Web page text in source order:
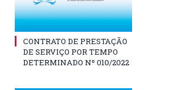
CONTRATO DE PRESTAÇÃO
DE SERVIÇO POR TEMPO
DETERMINADO Nº 010/2022